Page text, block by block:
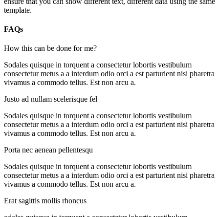
template.
FAQs
How this can be done for me?
Sodales quisque in torquent a consectetur lobortis vestibulum
consectetur metus a a interdum odio orci a est parturient nisi pharetra
vivamus a commodo tellus. Est non arcu a.
Justo ad nullam scelerisque fel
Sodales quisque in torquent a consectetur lobortis vestibulum
consectetur metus a a interdum odio orci a est parturient nisi pharetra
vivamus a commodo tellus. Est non arcu a.
Porta nec aenean pellentesqu
Sodales quisque in torquent a consectetur lobortis vestibulum
consectetur metus a a interdum odio orci a est parturient nisi pharetra
vivamus a commodo tellus. Est non arcu a.
Erat sagittis mollis rhoncus